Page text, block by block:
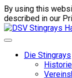
By using this
described in our
Die Stingrays